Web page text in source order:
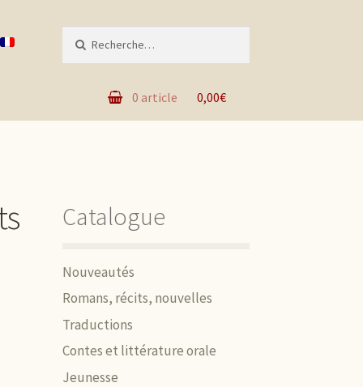
0,00€
0 article
Catalogue
Nouveautés
Romans, récits, nouvelles
Traductions
Contes et littérature orale
Jeunesse